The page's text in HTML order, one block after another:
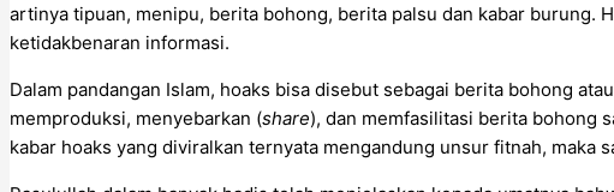
artinya tipuan, menipu, berita bohong, berita palsu dan kabar burung.
ketidakbenaran informasi.
Dalam pandangan Islam, hoaks bisa disebut sebagai berita bohong
memproduksi, menyebarkan (share), dan memfasilitasi berita bohong
kabar hoaks yang diviralkan ternyata mengandung unsur fitnah, maka